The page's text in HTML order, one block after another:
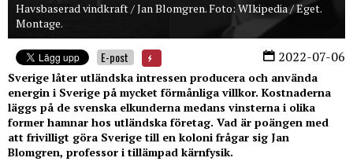
Havsbaserad vindkraft / Jan Blomgren. Foto: WIkipedia / Eget.
Montage.
2022-07-06
E-post
Sverige låter utländska intressen producera och använda
energin i Sverige på mycket förmånliga villkor. Kostnaderna
läggs på de svenska elkunderna medans vinsterna i olika
former hamnar hos utländska företag. Vad är poängen med
att frivilligt göra Sverige till en koloni frågar sig Jan
Blomgren, professor i tillämpad kärnfysik.